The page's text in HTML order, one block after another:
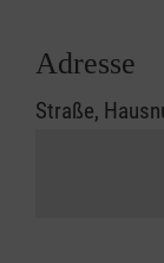
Adresse
Straße,